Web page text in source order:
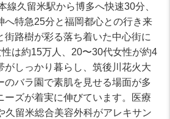
線久留米駅から博多へ快速30分、
へ特急25分と福岡都心との行き来
街路樹が彩る落ち着いた中心街に
は約15万人、20〜30代女性が約4
がしっかり暮らし、筑後川花火大
のバラ園で素肌を見せる場面が多
ーズが着実に伸びています。医療
久留米総合美容外科がアレキサン